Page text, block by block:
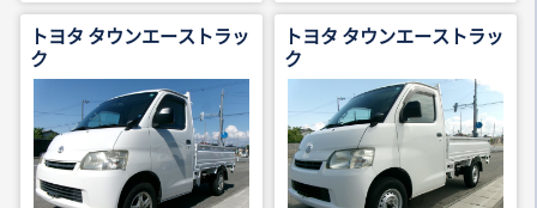
トヨタ タウンエーストラッ
ク
トヨタ タウンエーストラッ
ク